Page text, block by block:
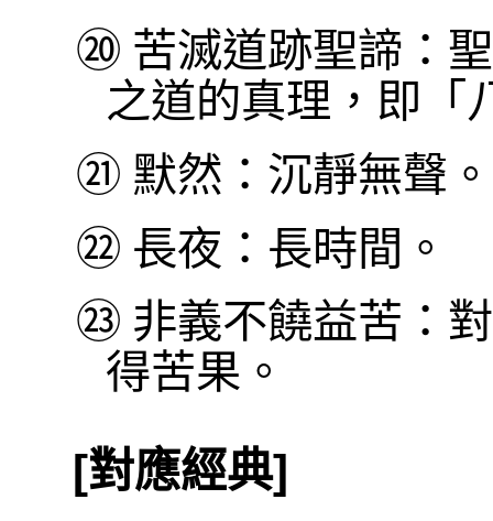
⑳ 苦滅道跡聖諦：
之道的真理，即「
㉑ 默然：沉靜無聲。
㉒ 長夜：長時間。
㉓ 非義不饒益苦：
得苦果。
[對應經典]